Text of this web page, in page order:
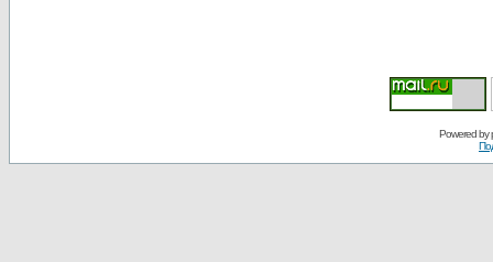
Powered by